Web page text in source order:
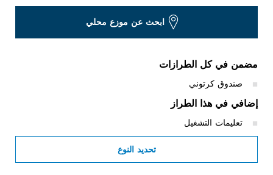
ابحث عن موزع محلي
مضمن في كل الطرازات
صندوق كرتوني
إضافي في هذا الطراز
تعليمات التشغيل
تحديد النوع